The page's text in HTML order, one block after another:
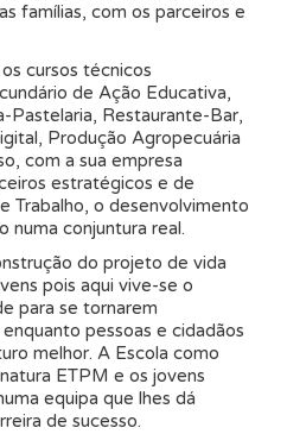
famílias, com os parceiros e
cursos técnicos
de Ação Educativa,
Pastelaria, Restaurante-Bar,
Produção Agropecuária
com a sua empresa
estratégicos e de
Trabalho, o desenvolvimento
numa conjuntura real.
do projeto de vida
pois aqui vive-se o
para se tornarem
pessoas e cidadãos
melhor. A Escola como
ETPM e os jovens
equipa que lhes dá
de sucesso.